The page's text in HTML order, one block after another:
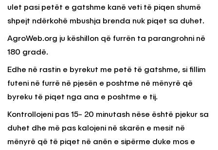
ulet pasi petët e gatshme kanë veti të piqen shumë
shpejt ndërkohë mbushja brenda nuk piqet sa duhet.
AgroWeb.org ju këshillon që furrën ta parangrohni në
180 gradë.
Edhe në rastin e byrekut me petë të gatshme, si fillim
futeni në furrë në pjesën e poshtme në mënyrë që
byreku të piqet nga ana e poshtme e tij.
Kontrollojeni pas 15- 20 minutash nëse është pjekur sa
duhet dhe më pas kalojeni në skarën e mesit në
mënyrë që të piqet në anën e sipërme duke mos e